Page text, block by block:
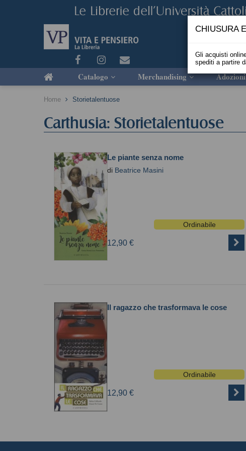
Catalogo Merchandising
Home Storietalentuose
Carthusia: Storietalentuose
Le piante senza nome
di Beatrice Masini
Ordinabile
12,90 €
Il ragazzo che trasformava le cose
Ordinabile
12,90 €
CHIUSURA
Gli acquisti
spediti a partire